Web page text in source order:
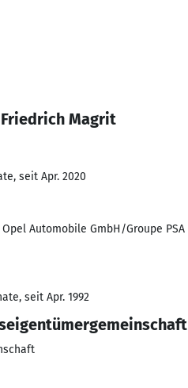
Magrit
seit Apr. 2020
Automobile GmbH/Groupe PSA
seit Apr. 1992